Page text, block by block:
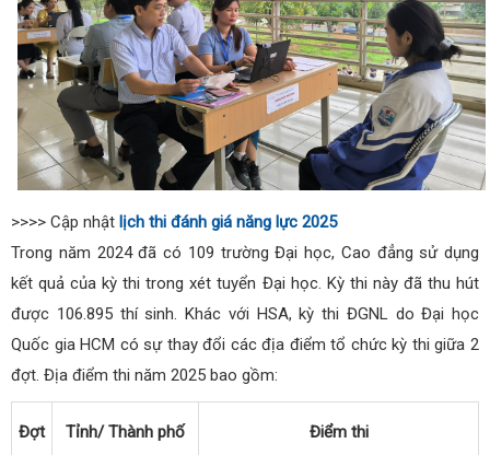
>>>> Cập nhật lịch thi đánh giá năng lực 2025
Trong năm 2024 đã có 109 trường Đại học, Cao đẳng sử dụng
kết quả của kỳ thi trong xét tuyển Đại học. Kỳ thi này đã thu hút
được 106.895 thí sinh. Khác với HSA, kỳ thi ĐGNL do Đại học
Quốc gia HCM có sự thay đổi các địa điểm tổ chức kỳ thi giữa 2
đợt. Địa điểm thi năm 2025 bao gồm:
Đợt Tỉnh/ Thành phố Điểm thi